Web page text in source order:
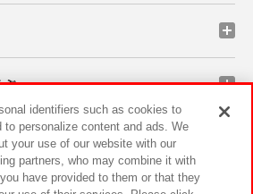
ぶ
ーン
identifiers such as cookies to
to personalize content and ads. We
your use of our website with our
partners, who may combine it with
have provided to them or that they